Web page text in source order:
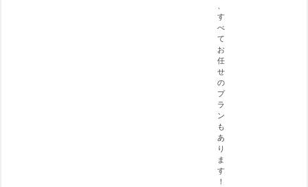
す
べ
て
お
任
せ
の
プ
ラ
ン
も
あ
り
ま
す
！